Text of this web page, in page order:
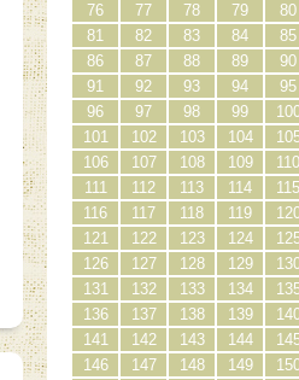
76
77 78 79
80
81
82 83 84
85
86
87 88 89
90
91
92 93 94
95
96
97 98 99
101
102 103 104
106
107 108 109
110
111
112 113 114
115
116
117 118 119
121
122 123 124
126
127 128 129
131
132 133 134
136
137 138 139
141
142 143 144
146
147 148 149